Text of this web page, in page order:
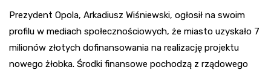
Prezydent Opola, Arkadiusz Wiśniewski, ogłosił na swoim
profilu w mediach społecznościowych, że miasto uzyskało 7
milionów złotych dofinansowania na realizację projektu
nowego żłobka. Środki finansowe pochodzą z rządowego